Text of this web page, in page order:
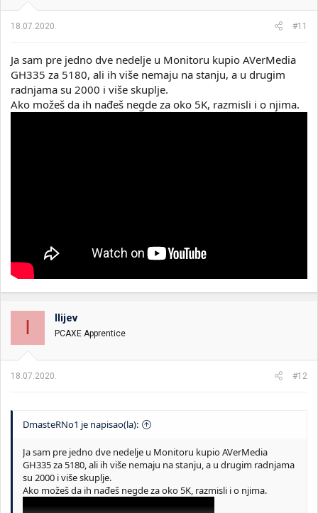
18.07.2020. #11
Ja sam pre jedno dve nedelje u Monitoru kupio AVerMedia
GH335 za 5180, ali ih više nemaju na stanju, a u drugim
radnjama su 2000 i više skuplje.
Ako možeš da ih nađeš negde za oko 5K, razmisli i o njima.
I Ilijev
PCAXE Apprentice
18.07.2020. #12
DmasteRNo1 je napisao(la):
Ja sam pre jedno dve nedelje u Monitoru kupio AVerMedia
GH335 za 5180, ali ih više nemaju na stanju, a u drugim radnjama
su 2000 i više skuplje.
Ako možeš da ih nađeš negde za oko 5K, razmisli i o njima.